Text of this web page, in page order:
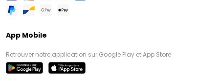
App Mobile
Retrouver notre application sur Google Play et App Store